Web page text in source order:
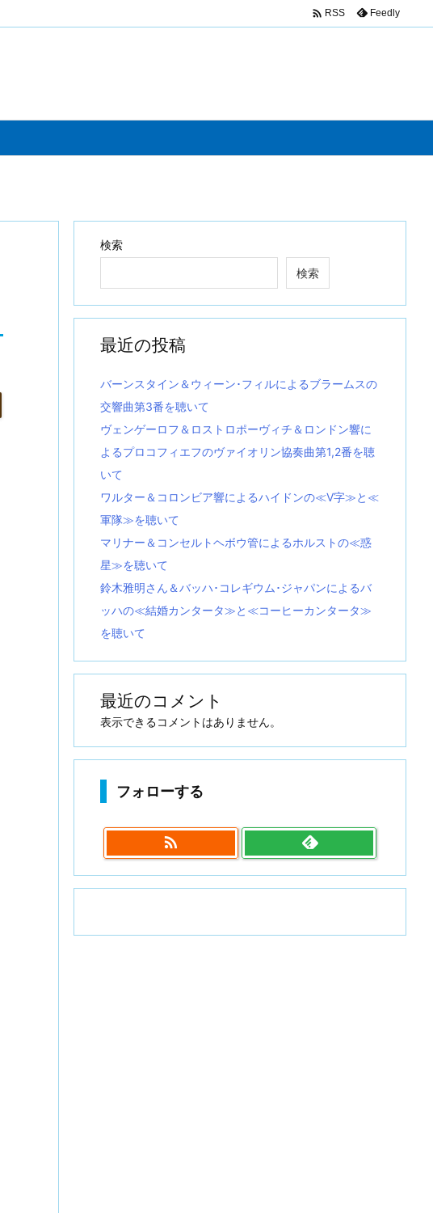
 RSS Feedly
検索
検索
最近の投稿
バーンスタイン＆ウィーン･フィルによるブラームスの
交響曲第3番を聴いて
ヴェンゲーロフ＆ロストロポーヴィチ＆ロンドン響に
よるプロコフィエフのヴァイオリン協奏曲第1,2番を聴
いて
ワルター＆コロンビア響によるハイドンの≪V字≫と≪
軍隊≫を聴いて
マリナー＆コンセルトヘボウ管によるホルストの≪惑
星≫を聴いて
鈴木雅明さん＆バッハ･コレギウム･ジャパンによるバ
ッハの≪結婚カンタータ≫と≪コーヒーカンタータ≫
を聴いて
最近のコメント
表示できるコメントはありません。
フォローする
